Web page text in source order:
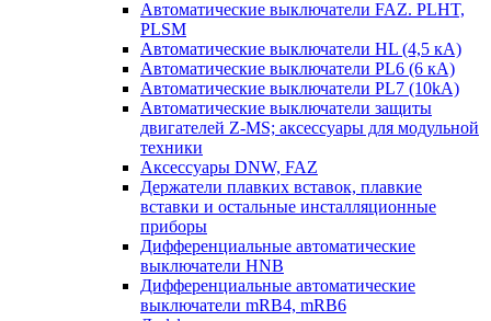
Автоматические выключатели FAZ. PLHT,
PLSM
Автоматические выключатели HL (4,5 кА)
Автоматические выключатели PL6 (6 кА)
Автоматические выключатели PL7 (10kA)
Автоматические выключатели защиты
двигателей Z-MS; аксессуары для модульной
техники
Аксессуары DNW, FAZ
Держатели плавких вставок, плавкие
вставки и остальные инсталляционные
приборы
Дифференциальные автоматические
выключатели HNB
Дифференциальные автоматические
выключатели mRB4, mRB6